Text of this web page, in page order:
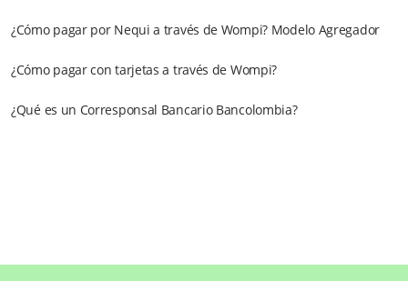
¿Cómo pagar por Nequi a través de Wompi? Modelo Agregador
¿Cómo pagar con tarjetas a través de Wompi?
¿Qué es un Corresponsal Bancario Bancolombia?